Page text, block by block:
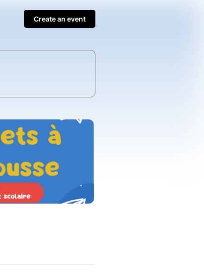
Create an event